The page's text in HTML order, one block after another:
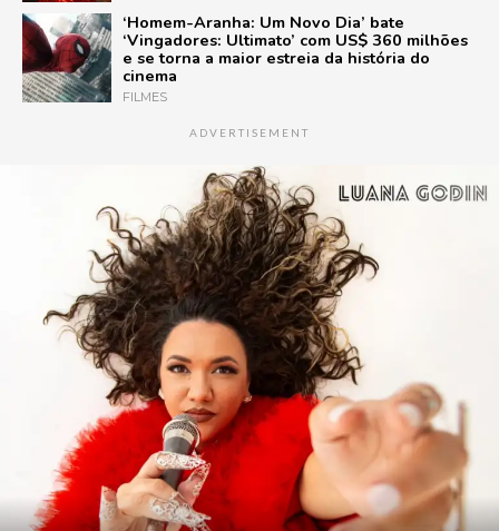
‘Homem-Aranha: Um Novo Dia’ bate
‘Vingadores: Ultimato’ com US$ 360 milhões
e se torna a maior estreia da história do
cinema
FILMES
ADVERTISEMENT